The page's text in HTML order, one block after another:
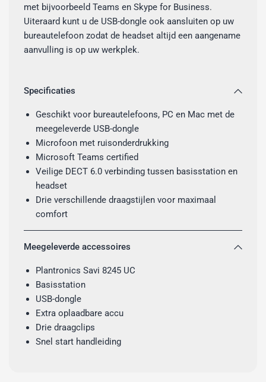
met bijvoorbeeld Teams en Skype for Business.
Uiteraard kunt u de USB-dongle ook aansluiten op uw
bureautelefoon zodat de headset altijd een aangename
aanvulling is op uw werkplek.
Specificaties
Geschikt voor bureautelefoons, PC en Mac met de
meegeleverde USB-dongle
Microfoon met ruisonderdrukking
Microsoft Teams certified
Veilige DECT 6.0 verbinding tussen basisstation en
headset
Drie verschillende draagstijlen voor maximaal
comfort
Meegeleverde accessoires
Plantronics Savi 8245 UC
Basisstation
USB-dongle
Extra oplaadbare accu
Drie draagclips
Snel start handleiding